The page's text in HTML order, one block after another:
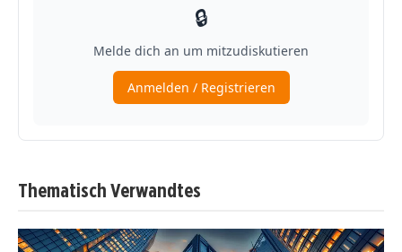
Thematisch Verwandtes